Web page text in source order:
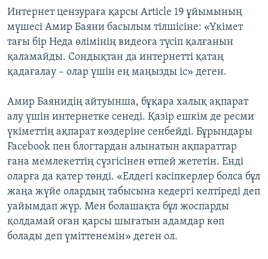
Интернет цензураға қарсы Article 19 ұйымының
мүшесі Амир Баяни басылым тілшісіне: «Үкімет
тағы бір Неда өлімінің видеоға түсіп қалғанын
қаламайды. Сондықтан да интернетті қатаң
қадағалау – олар үшін ең маңызды іс» деген.
Амир Баянидің айтуынша, бұқара халық ақпарат
алу үшін интернетке сенеді. Қазір ешкім де ресми
үкіметтің ақпарат көздеріне сенбейді. Бұрындары
Facebook пен блогтардан алынатын ақпараттар
ғана мемлекеттің сүзгісінен өтпей жететін. Енді
оларға да қатер төнді. «Елдегі кәсіпкерлер болса бұл
жаңа жүйе олардың табысына кедергі келтіреді деп
уайымдап жүр. Мен болашақта бұл жоспарды
қолдамай оған қарсы шығатын адамдар көп
болады деп үміттенемін» деген ол.